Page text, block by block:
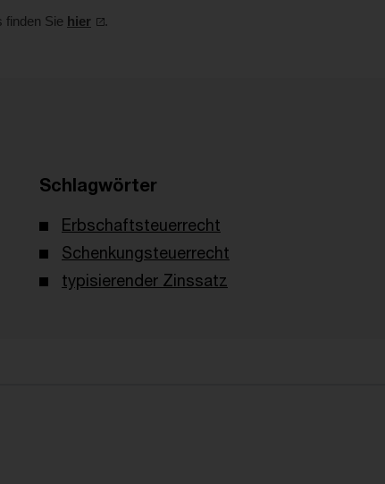
finden Sie hier .
Schlagwörter
Erbschaftsteuerrecht
Schenkungsteuerrecht
typisierender Zinssatz